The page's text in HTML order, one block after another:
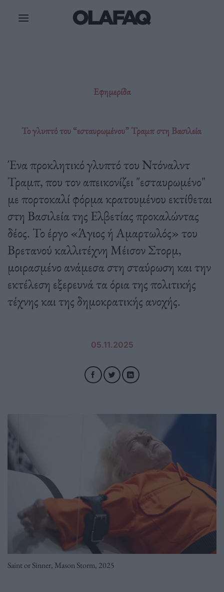
Εφημερίδα
Το γλυπτό του “εσταυρωμένου” Τραμπ στη Βασιλεία
Ένα προκλητικό γλυπτό του Ντόναλντ
Τραμπ, που τον απεικονίζει "εσταυρωμένο"
με πορτοκαλί φόρμα κρατουμένου εκτίθεται
στη Βασιλεία της Ελβετίας προκαλώντας
δέος. Το έργο «Άγιος ή Αμαρτωλός» του
Βρετανού καλλιτέχνη Μέισον Στορμ,
μοιρασμένο ανάμεσα στη σταύρωση και την
εκτέλεση εξερευνά τα όρια της πολιτικής
τέχνης και της δημοκρατικής ανοχής.
05.11.2025
Saint or Sinner, Mason Storm, 2025